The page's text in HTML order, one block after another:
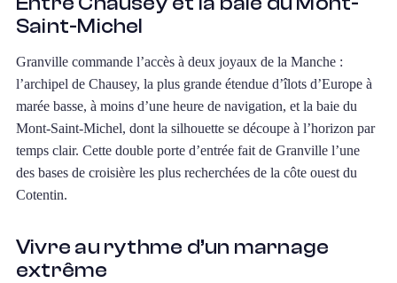
Saint-Michel
Granville commande l’accès à deux joyaux de la Manche :
l’archipel de Chausey, la plus grande étendue d’îlots d’Europe à
marée basse, à moins d’une heure de navigation, et la baie du
Mont-Saint-Michel, dont la silhouette se découpe à l’horizon par
temps clair. Cette double porte d’entrée fait de Granville l’une
des bases de croisière les plus recherchées de la côte ouest du
Cotentin.
Vivre au rythme d’un marnage
extrême